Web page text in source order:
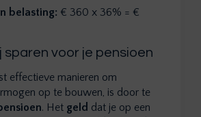
belasting: € 360 x 36% = €
sparen voor je pensioen
effectieve manieren om
op te bouwen, is door te
. Het geld dat je op een